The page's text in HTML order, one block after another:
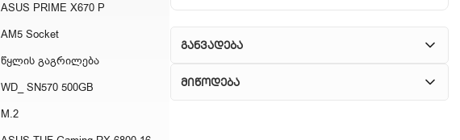
ASUS PRIME X670 P
AM5 Socket
წყლის გაგრილება
WD_ SN570 500GB
M.2
განვადება
მიწოდება